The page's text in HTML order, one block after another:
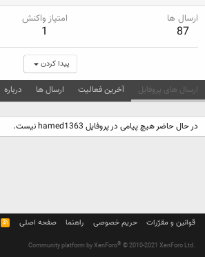
ارسال ها
87
امتیاز واکنش
1
پیدا کردن
ارسال های پروفایل آخرین فعالیت ارسال ها درباره
در حال حاضر هیچ پیامی در پروفایل hamed1363 نیست.
قوانین و مقرّرات حریم خصوصی راهنما صفحه اصلی
R
S
Community platform by XenForo® © 2010-2021 XenForo Ltd.